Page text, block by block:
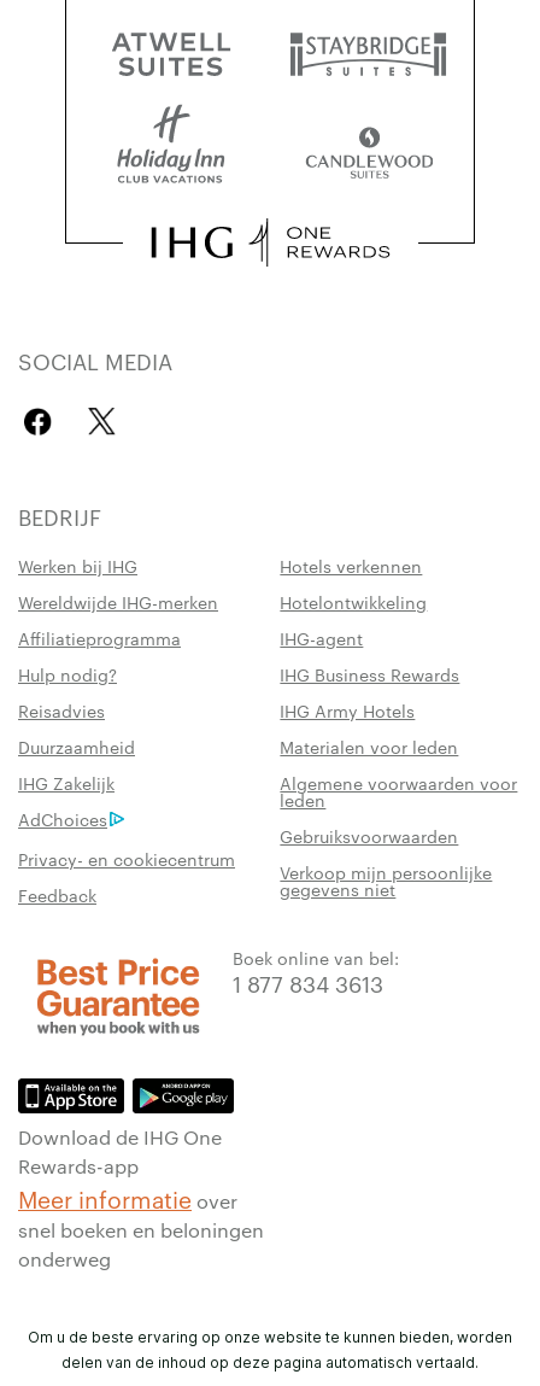
SOCIAL MEDIA
BEDRIJF
Werken bij IHG
Hotels verkennen
Wereldwijde IHG-merken
Hotelontwikkeling
Affiliatieprogramma
IHG-agent
Hulp nodig?
IHG Business Rewards
Reisadvies
IHG Army Hotels
Duurzaamheid
Materialen voor leden
IHG Zakelijk
Algemene voorwaarden voor
leden
AdChoices
Gebruiksvoorwaarden
Privacy- en cookiecentrum
Verkoop mijn persoonlijke
gegevens niet
Feedback
Boek online van bel:
1 877 834 3613
Download de IHG One
Rewards-app
Meer informatie over
snel boeken en beloningen
onderweg
Om u de beste ervaring op onze website te kunnen bieden, worden
delen van de inhoud op deze pagina automatisch vertaald.